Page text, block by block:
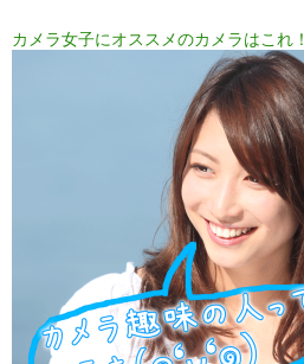
カメラ女子にオススメのカメラはこれ！